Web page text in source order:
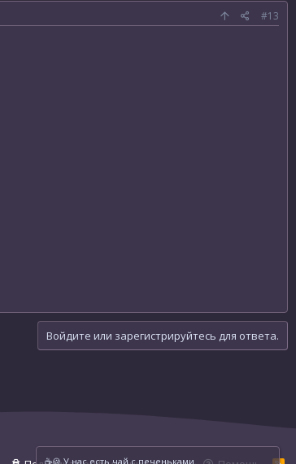
#13
Войдите или зарегистрируйтесь для ответа.
☕️🍪 У нас есть чай с печеньками.